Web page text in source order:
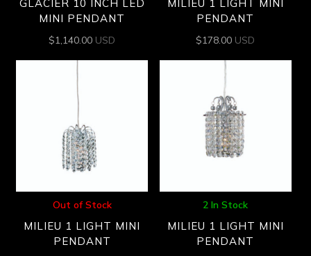
GLACIER 10 INCH LED
MINI PENDANT
$1,140.00 USD
MILIEU 1 LIGHT MINI
PENDANT
$178.00 USD
Out of Stock
MILIEU 1 LIGHT MINI
PENDANT
2 In Stock
MILIEU 1 LIGHT MINI
PENDANT